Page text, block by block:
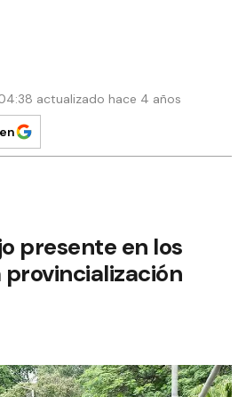
actualizado hace 4 años
presente en los